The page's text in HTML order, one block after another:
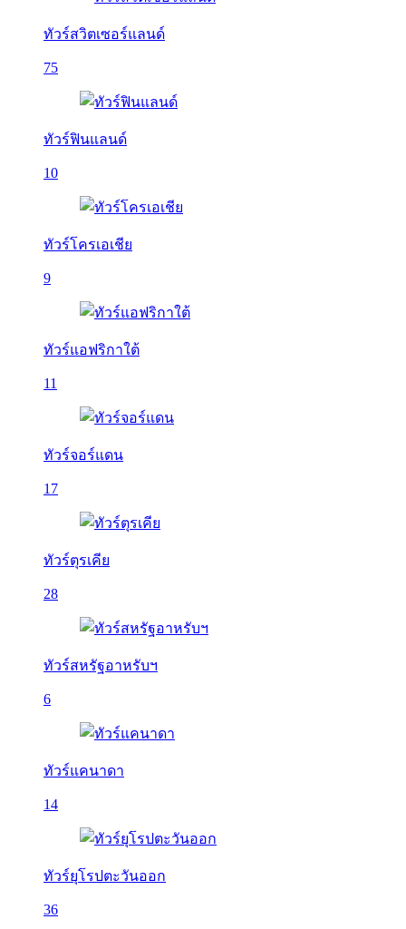
ทัวร์สวิตเซอร์แลนด์
75
ทัวร์ฟินแลนด์
10
ทัวร์โครเอเชีย
9
ทัวร์แอฟริกาใต้
11
ทัวร์จอร์แดน
17
ทัวร์ตุรเคีย
28
ทัวร์สหรัฐอาหรับฯ
6
ทัวร์แคนาดา
14
ทัวร์ยุโรปตะวันออก
36